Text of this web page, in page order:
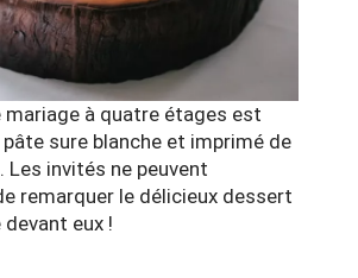
mariage à quatre étages est
sure blanche et imprimé de
Les invités ne peuvent
remarquer le délicieux dessert
eux !